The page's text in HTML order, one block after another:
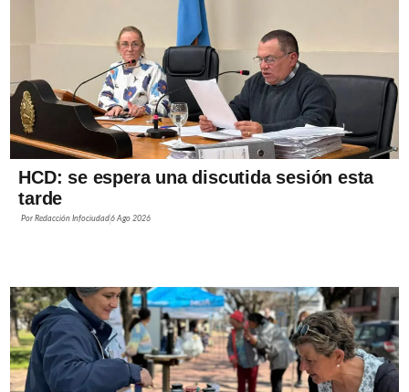
HCD: se espera una discutida sesión esta
tarde
PorRedacción Infociudad6 Ago 2026